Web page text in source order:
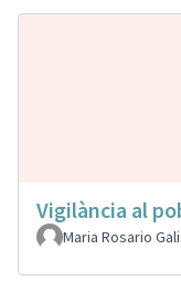
Vigilància al
Maria Rosario